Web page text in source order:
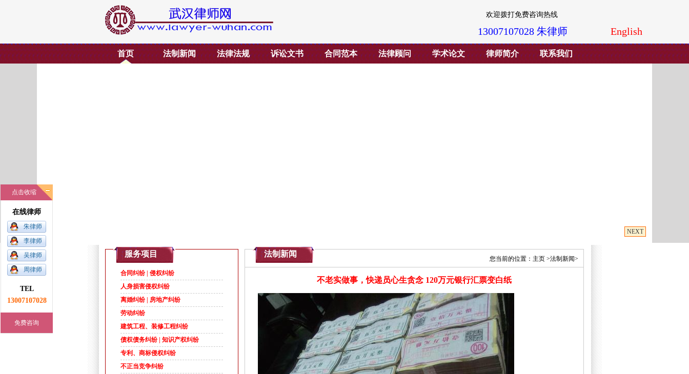
点击收缩
在线律师
朱律师
李律师
吴律师
周律师
TEL
13007107028
免费咨询
欢迎拨打免费咨询热线
13007107028 朱律师 English
首页 法制新闻 法律法规 诉讼文书 合同范本 法律顾问 学术论文 律师简介 联系我们
1
NEXT
服务项目
合同纠纷 | 侵权纠纷
人身损害侵权纠纷
离婚纠纷 | 房地产纠纷
劳动纠纷
建筑工程、装修工程纠纷
债权债务纠纷 | 知识产权纠纷
专利、商标侵权纠纷
不正当竞争纠纷
您当前的位置： 主页 >法制新闻>
法制新闻
不老实做事，快递员心生贪念 120万元银行汇票变白纸